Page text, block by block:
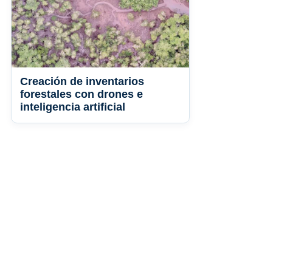
Creación de inventarios
forestales con drones e
inteligencia artificial